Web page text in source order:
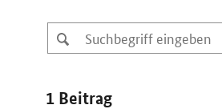
1 Beitrag